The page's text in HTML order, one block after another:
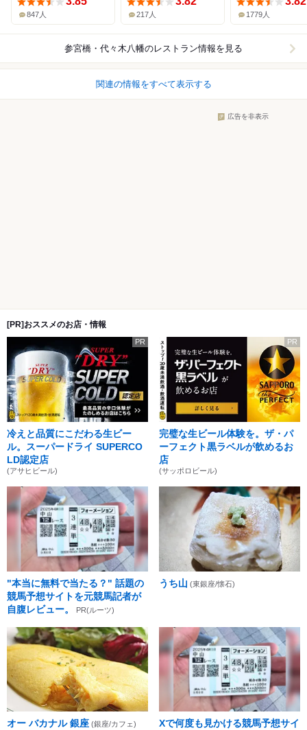
847人 217人 1779人
参宮橋・代々木八幡のレストラン情報を見る
関連の情報をすべて表示する
広告を非表示
[PR]おススメのお店・情報
PR
冷えと品質にこだわる生ビー
ル。スーパードライ SUPERCO
LD認定店
(アサヒビール)
PR
完璧な生ビール体験を。ザ・パ
ーフェクト黒ラベルが飲めるお
店
(サッポロビール)
"本当に無料で当たる？" 話題の
競馬予想サイトを元競馬記者が
自腹レビュー。
PR(ルーツ)
うち山 (東銀座/懐石)
オー バカナル 銀座 (銀座/カフェ)
Xで何度も見かける競馬予想サイ